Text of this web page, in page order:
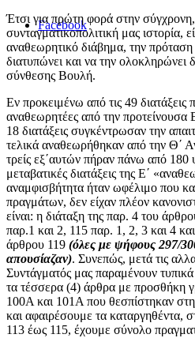
Facebook
Έτσι για πρώτη φορά στην
συνταγματικοπολιτική μας ιστορία,
αναθεωρητικό διάβημα, την
διατυπώνει και να την ολοκληρώνει
σύνθεσης Βουλή.
Εν προκειμένω από τις 49
αναθεωρητέες από την προτείνουσα
18 διατάξεις συγκέντρωσαν την
τελικά αναθεωρήθηκαν από την Θ΄
τρείς εξ΄αυτών πήραν πάνω από
μεταβατικές διατάξεις της Ε΄
αναμφισβήτητα ήταν ωφέλιμο που
πραγμάτων, δεν είχαν πλέον
είναι: η διάταξη της παρ. 4 του
παρ.1 και 2, 115 παρ. 1, 2, 3 και 4
άρθρου 119 (όλες με ψήφους 297/
απουσίαζαν). Συνεπώς, μετά τις
Συντάγματός μας παραμένουν
τα τέσσερα (4) άρθρα με προσθήκη
100Α και 101Α που θεσπίστηκαν
και αφαιρέσουμε τα καταργηθέντα,
113 έως 115, έχουμε σύνολο